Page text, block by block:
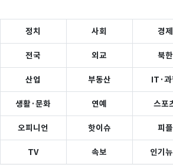
정치 사회 경제
전국 외교 북한
산업 부동산 IT·과
생활·문화 연예 스포
오피니언 핫이슈 피플
TV 속보 인기